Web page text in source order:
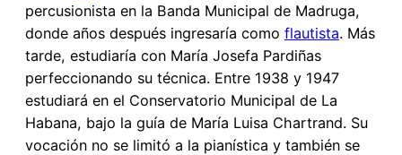
percusionista en la Banda Municipal de Madruga,
donde años después ingresaría como flautista. Más
tarde, estudiaría con María Josefa Pardiñas
perfeccionando su técnica. Entre 1938 y 1947
estudiará en el Conservatorio Municipal de La
Habana, bajo la guía de María Luisa Chartrand. Su
vocación no se limitó a la pianística y también se